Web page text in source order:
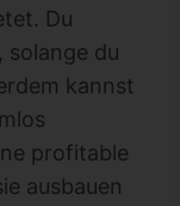
Du
solange du
kannst
profitable
ausbauen